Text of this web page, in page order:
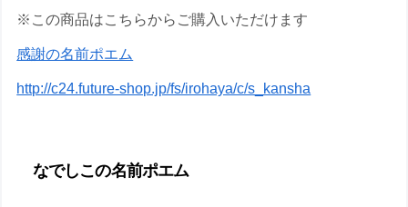
※この商品はこちらからご購入いただけます
感謝の名前ポエム
http://c24.future-shop.jp/fs/irohaya/c/s_kansha
なでしこの名前ポエム